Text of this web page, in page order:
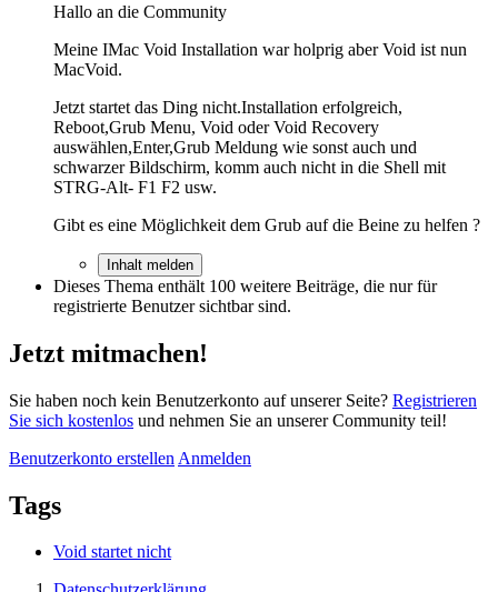
Hallo an die Community
Meine IMac Void Installation war holprig aber Void ist nun
MacVoid.
Jetzt startet das Ding nicht.Installation erfolgreich,
Reboot,Grub Menu, Void oder Void Recovery
auswählen,Enter,Grub Meldung wie sonst auch und
schwarzer Bildschirm, komm auch nicht in die Shell mit
STRG-Alt- F1 F2 usw.
Gibt es eine Möglichkeit dem Grub auf die Beine zu helfen ?
Inhalt melden
Dieses Thema enthält 100 weitere Beiträge, die nur für
registrierte Benutzer sichtbar sind.
Jetzt mitmachen!
Sie haben noch kein Benutzerkonto auf unserer Seite? Registrieren
Sie sich kostenlos und nehmen Sie an unserer Community teil!
Benutzerkonto erstellen Anmelden
Tags
Void startet nicht